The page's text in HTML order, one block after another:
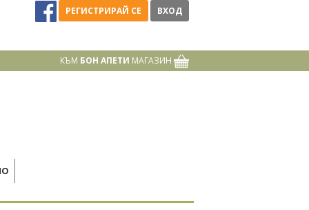
РЕГИСТРИРАЙ СЕ ВХОД
КЪМ БОН АПЕТИ МАГАЗИН